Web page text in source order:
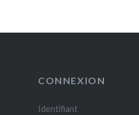
CONNEXION
Identifiant